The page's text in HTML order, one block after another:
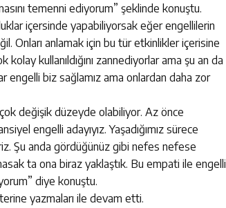
temenni ediyorum” şeklinde konuştu.
içersinde yapabiliyorsak eğer engellilerin
Onları anlamak için bu tür etkinlikler içerisine
kullanıldığını zannediyorlar ama şu an da
engelli biz sağlamız ama onlardan daha zor
değişik düzeyde olabiliyor. Az önce
engelli adayıyız. Yaşadığımız sürece
Şu anda gördüğünüz gibi nefes nefese
ta ona biraz yaklaştık. Bu empati ile engelli
diye konuştu.
yazmaları ile devam etti.